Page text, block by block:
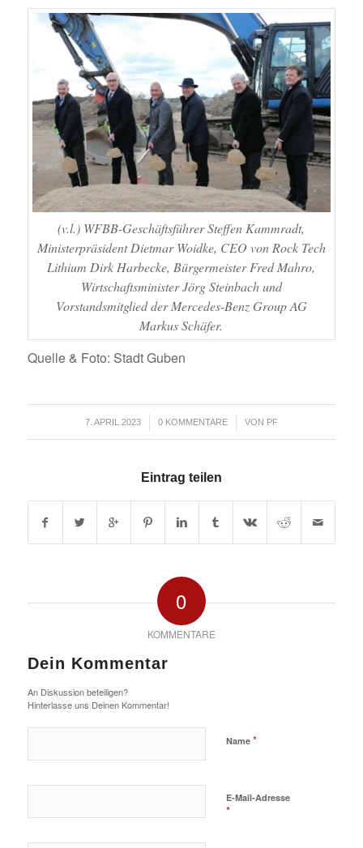
(v.l.) WFBB-Geschäftsführer Steffen Kammradt,
Ministerpräsident Dietmar Woidke, CEO von Rock Tech
Lithium Dirk Harbecke, Bürgermeister Fred Mahro,
Wirtschaftsminister Jörg Steinbach und
Vorstandsmitglied der Mercedes-Benz Group AG
Markus Schäfer.
Quelle & Foto: Stadt Guben
7. APRIL 2023
/ 0 KOMMENTARE
/ VON PF
Eintrag teilen
0
KOMMENTARE
Dein Kommentar
An Diskussion beteiligen?
Hinterlasse uns Deinen Kommentar!
Name *
E-Mail-Adresse
*